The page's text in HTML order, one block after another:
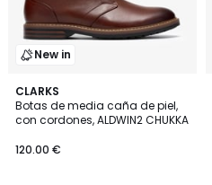
New in
CLARKS
Botas de media caña de piel,
con cordones, ALDWIN2 CHUKKA
120.00 €
2
Colores